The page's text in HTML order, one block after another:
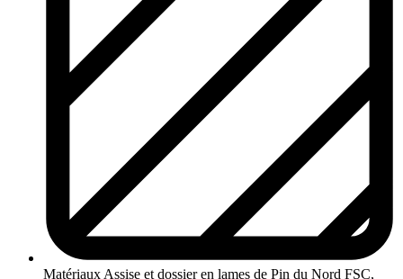
Matériaux Assise et dossier en lames de Pin du Nord FSC,